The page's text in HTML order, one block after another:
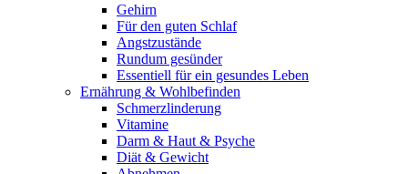
Gehirn
Für den guten Schlaf
Angstzustände
Rundum gesünder
Essentiell für ein gesundes Leben
Ernährung & Wohlbefinden
Schmerzlinderung
Vitamine
Darm & Haut & Psyche
Diät & Gewicht